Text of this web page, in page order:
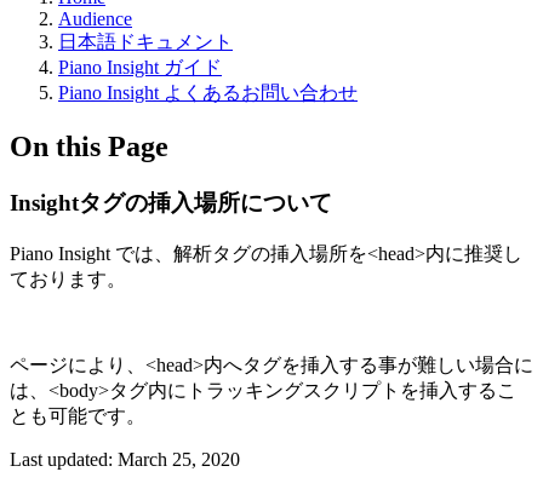
Audience
日本語ドキュメント
Piano Insight ガイド
Piano Insight よくあるお問い合わせ
On this Page
Insightタグの挿入場所について
Piano Insight では、解析タグの挿入場所を<head>内に推奨し
ております。
ページにより、<head>内へタグを挿入する事が難しい場合に
は、<body>タグ内にトラッキングスクリプトを挿入するこ
とも可能です。
Last updated: March 25, 2020